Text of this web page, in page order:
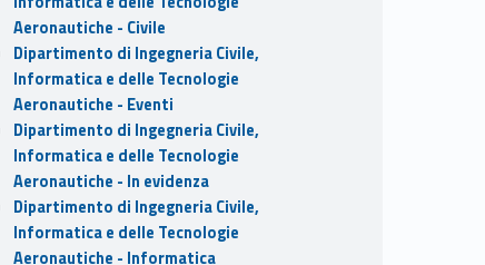
Aeronautiche - Civile
Dipartimento di Ingegneria Civile,
Informatica e delle Tecnologie
Aeronautiche - Eventi
Dipartimento di Ingegneria Civile,
Informatica e delle Tecnologie
Aeronautiche - In evidenza
Dipartimento di Ingegneria Civile,
Informatica e delle Tecnologie
Aeronautiche - Informatica